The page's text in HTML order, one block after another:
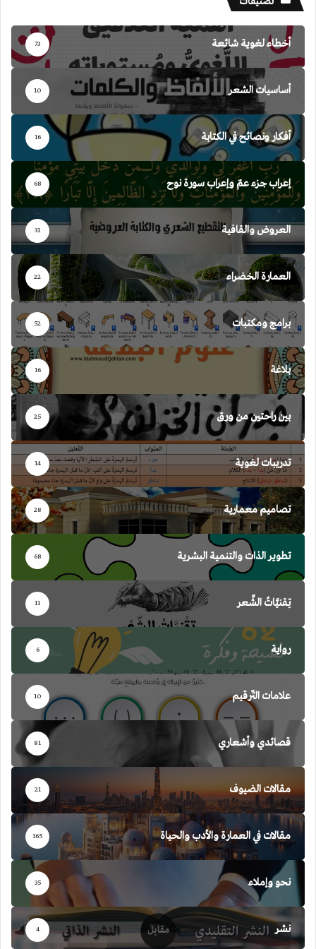
أخطاء لغوية شائعة 73
أساسيات الشعر 10
أفكار ونصائح في الكتابة 16
إعراب جزء عمّ وإعراب سورة نوح 68
العروض والقافية 31
العمارة الخضراء 22
برامج ومكتبات 52
بلاغة 16
بين راحتين من ورق 25
تدريبات لغوية 14
تصاميم معمارية 28
تطوير الذات والتنمية البشرية 68
تِقنيَّاتُ الشِّعر 11
رواية 6
علامات التّرقيم 10
قصائدي وأشعاري 81
مقالات الضيوف 21
مقالات في العمارة والأدب والحياة 165
نحو وإملاء 35
نشر 4